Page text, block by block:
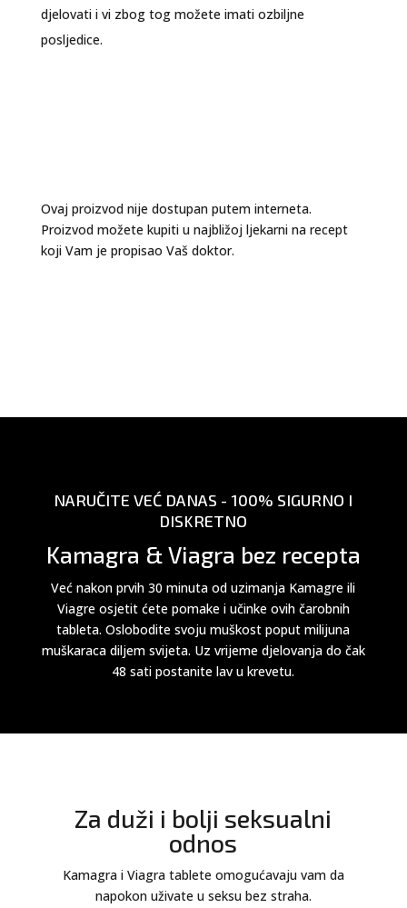
djelovati i vi zbog tog možete imati ozbiljne
posljedice.
Ovaj proizvod nije dostupan putem interneta.
Proizvod možete kupiti u najbližoj ljekarni na recept
koji Vam je propisao Vaš doktor.
NARUČITE VEĆ DANAS - 100% SIGURNO I
DISKRETNO
Kamagra & Viagra bez recepta
Već nakon prvih 30 minuta od uzimanja Kamagre ili
Viagre osjetit ćete pomake i učinke ovih čarobnih
tableta. Oslobodite svoju muškost poput milijuna
muškaraca diljem svijeta. Uz vrijeme djelovanja do čak
48 sati postanite lav u krevetu.
Za duži i bolji seksualni
odnos
Kamagra i Viagra tablete omogućavaju vam da
napokon uživate u seksu bez straha.